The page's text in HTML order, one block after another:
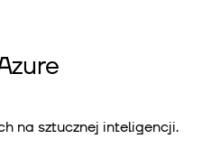
na sztucznej inteligencji.